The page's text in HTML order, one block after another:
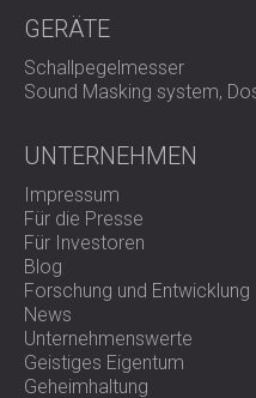
GERÄTE
Schallpegelmesser
Sound Masking system,
UNTERNEHMEN
Impressum
Für die Presse
Für Investoren
Blog
Forschung und Entwicklung
News
Unternehmenswerte
Geistiges Eigentum
Geheimhaltung